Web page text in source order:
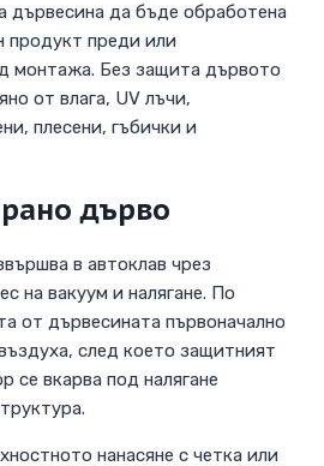
дървесина да бъде обработена
преди или
монтажа. Без защита дървото
от влага, UV лъчи,
плесени, гъбички и
дърво
в автоклав чрез
на вакуум и налягане. По
от дървесината първоначално
след което защитният
се вкарва под налягане
нанасяне с четка или